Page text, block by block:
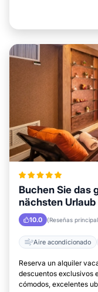
Buchen Sie das
nächsten
10.0 (Reseñas
Aire acondicionado
Reserva un alquiler
descuentos exclusivos
cómodos, excelentes